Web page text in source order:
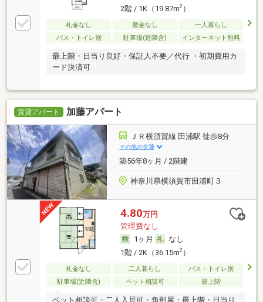
2階 / 1K（19.87m2）
礼金なし 敷金なし
一人暮らし
バス・トイレ別
駐車場(近隣含) インターネット無料
最上階・日当り良好・保証人不要／代行 ・初期費用カ
ード決済可
賃貸アパート 加藤アパート
ＪＲ横須賀線 田浦駅 徒歩8分
その他の交通
築56年8ヶ月 / 2階建
神奈川県横須賀市田浦町３
4.80万円
管理費なし
1ヶ月
なし
1階 / 2K（36.15m2）
礼金なし 二人暮らし
バス・トイレ別
駐車場(近隣含)
ペット相談可 最上階
ペット相談可・二人入居可・角部屋・最上階・日当り